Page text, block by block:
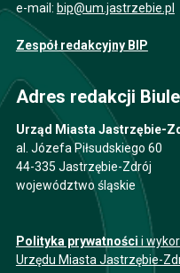
e-mail: bip@um.jastrzebie.pl
Zespół redakcyjny BIP
Adres redakcji
Urząd Miasta Jastrzębie-
al. Józefa Piłsudskiego 60
44-335 Jastrzębie-Zdrój
województwo śląskie
Polityka prywatności i
Urzędu Miasta Jastrzębie-